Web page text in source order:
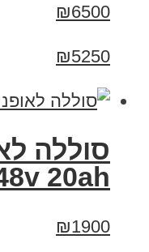
₪6500
₪5250
סוללה
20ah
₪1900